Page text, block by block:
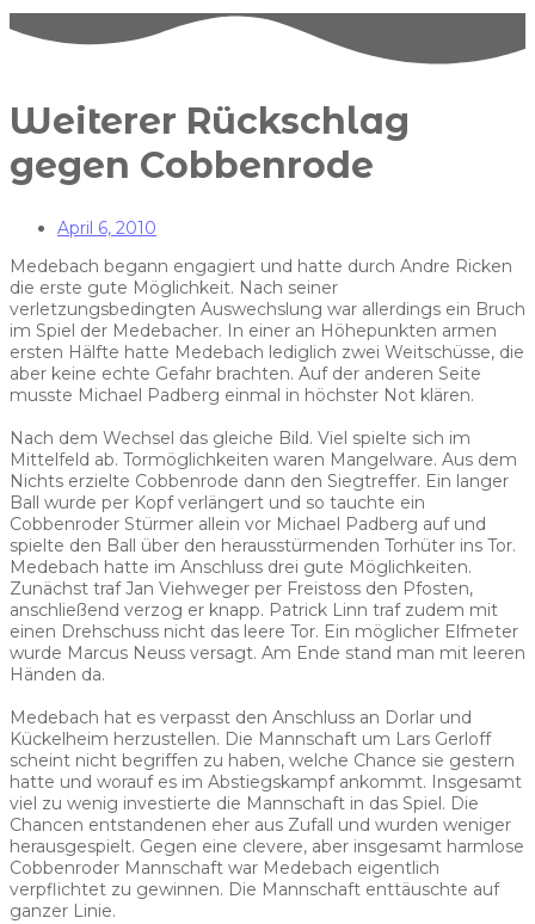
Weiterer Rückschlag
gegen Cobbenrode
April 6, 2010
Medebach begann engagiert und hatte durch Andre Ricken
die erste gute Möglichkeit. Nach seiner
verletzungsbedingten Auswechslung war allerdings ein Bruch
im Spiel der Medebacher. In einer an Höhepunkten armen
ersten Hälfte hatte Medebach lediglich zwei Weitschüsse, die
aber keine echte Gefahr brachten. Auf der anderen Seite
musste Michael Padberg einmal in höchster Not klären.
Nach dem Wechsel das gleiche Bild. Viel spielte sich im
Mittelfeld ab. Tormöglichkeiten waren Mangelware. Aus dem
Nichts erzielte Cobbenrode dann den Siegtreffer. Ein langer
Ball wurde per Kopf verlängert und so tauchte ein
Cobbenroder Stürmer allein vor Michael Padberg auf und
spielte den Ball über den herausstürmenden Torhüter ins Tor.
Medebach hatte im Anschluss drei gute Möglichkeiten.
Zunächst traf Jan Viehweger per Freistoss den Pfosten,
anschließend verzog er knapp. Patrick Linn traf zudem mit
einen Drehschuss nicht das leere Tor. Ein möglicher Elfmeter
wurde Marcus Neuss versagt. Am Ende stand man mit leeren
Händen da.
Medebach hat es verpasst den Anschluss an Dorlar und
Kückelheim herzustellen. Die Mannschaft um Lars Gerloff
scheint nicht begriffen zu haben, welche Chance sie gestern
hatte und worauf es im Abstiegskampf ankommt. Insgesamt
viel zu wenig investierte die Mannschaft in das Spiel. Die
Chancen entstandenen eher aus Zufall und wurden weniger
herausgespielt. Gegen eine clevere, aber insgesamt harmlose
Cobbenroder Mannschaft war Medebach eigentlich
verpflichtet zu gewinnen. Die Mannschaft enttäuschte auf
ganzer Linie.